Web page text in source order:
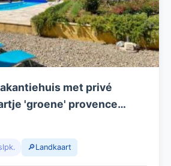
met privé
'groene' provence
du Verdon
🔎Landkaart